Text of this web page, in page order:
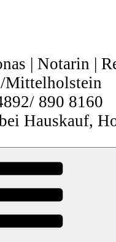
| Notarin |
Mittelholstein
890 8160
Hauskauf,
ist ganzes